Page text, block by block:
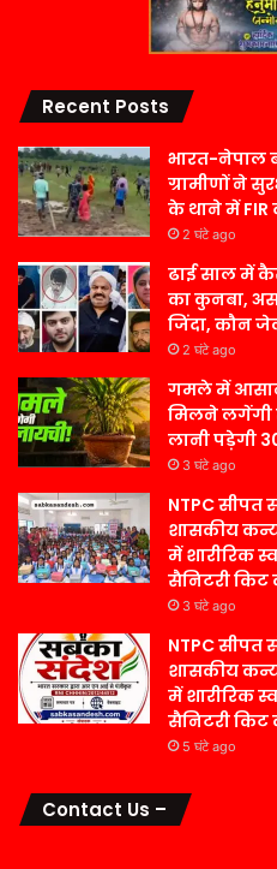
Recent Posts
भारत-नेपाल
ग्रामीणों ने
के थाने में FIR
2 घंटे ago
ढाई साल में
का कुनबा,
जिंदा, कौन
2 घंटे ago
गमले में
मिलने लगेंगी
लानी पड़ेगी
3 घंटे ago
NTPC सीपत
शासकीय
में शारीरिक
सैनिटरी किट
3 घंटे ago
NTPC सीपत
शासकीय
में शारीरिक
सैनिटरी किट
5 घंटे ago
Contact Us –